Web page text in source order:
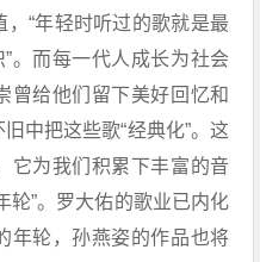
“年轻时听过的歌就是最
。而每一代人成长为社会
曾给他们留下美好回忆和
中把这些歌“经典化”。这
它为我们积累下丰富的音
轮”。罗大佑的歌业已内化
年轮，孙燕姿的作品也将